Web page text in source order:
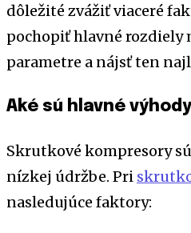
dôležité zvážiť viaceré
pochopiť hlavné rozdiely
parametre a nájsť ten
Aké sú hlavné
Skrutkové kompresory
nízkej údržbe. Pri
nasledujúce faktory: